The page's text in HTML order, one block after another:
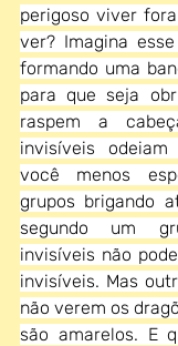
perigoso viver
ver? Imagina
formando uma
para que seja
raspem a
invisíveis
você menos
grupos brigando
segundo um
invisíveis não
invisíveis. Mas
não verem os
são amarelos. E